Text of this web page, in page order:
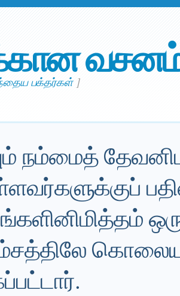
பக்தர்கள்]
நம்மைத்